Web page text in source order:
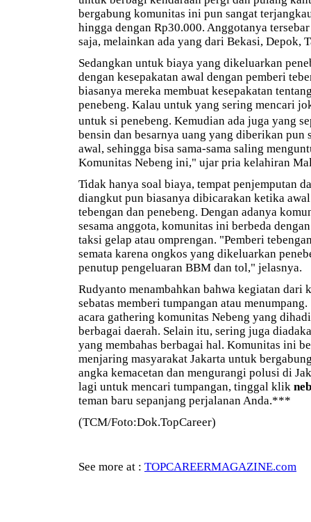
bergabung komunitas ini pun sangat
hingga dengan Rp30.000. Anggotanya
saja, melainkan ada yang dari Bekasi, Depok,
Sedangkan untuk biaya yang dikeluarkan
dengan kesepakatan awal dengan pemberi
biasanya mereka membuat kesepakatan
penebeng. Kalau untuk yang sering mencari
untuk si penebeng. Kemudian ada juga yang
bensin dan besarnya uang yang diberikan pun
awal, sehingga bisa sama-sama saling
Komunitas Nebeng ini," ujar pria kelahiran
Tidak hanya soal biaya, tempat penjemputan
diangkut pun biasanya dibicarakan ketika
tebengan dan penebeng. Dengan adanya
sesama anggota, komunitas ini berbeda
taksi gelap atau omprengan. "Pemberi
semata karena ongkos yang dikeluarkan
penutup pengeluaran BBM dan tol," jelasnya.
Rudyanto menambahkan bahwa kegiatan dari
sebatas memberi tumpangan atau
acara gathering komunitas Nebeng yang
berbagai daerah. Selain itu, sering juga
yang membahas berbagai hal. Komunitas ini
menjaring masyarakat Jakarta untuk
angka kemacetan dan mengurangi polusi di
lagi untuk mencari tumpangan, tinggal klik
teman baru sepanjang perjalanan Anda.***
(TCM/Foto:Dok.TopCareer)
See more at : TOPCAREERMAGAZINE.com